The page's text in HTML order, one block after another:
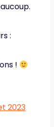
:
!
2023